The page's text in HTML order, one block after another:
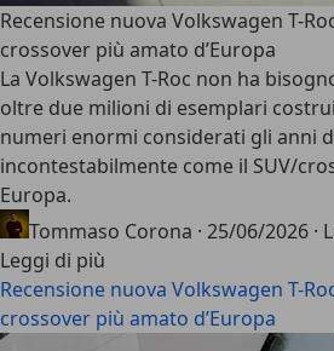
Recensione nuova Volkswagen T-
crossover più amato d’Europa
La Volkswagen T-Roc non ha
oltre due milioni di esemplari
numeri enormi considerati gli anni
incontestabilmente come il SUV/
Europa.
Tommaso Corona · 25/06/2026 ·
Leggi di più
Recensione nuova Volkswagen T-
crossover più amato d’Europa